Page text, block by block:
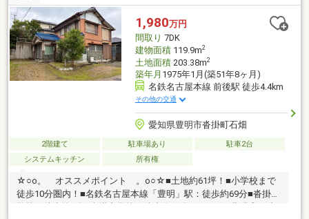
にお問合せ下さい♪
1,980万円
間取り 7DK
建物面積119.9m2
土地面積203.38m2
築年月 1975年1月(築51年8ヶ月)
名鉄名古屋本線 前後駅 徒歩4.4km
その他の交通
愛知県豊明市沓掛町石畑
2階建て 駐車場あり
駐車2台
システムキッチン
所有権
☆○o。 オススメポイント 。o○☆■土地約61坪！■小学校まで
徒歩10分圏内！■名鉄名古屋本線「豊明」駅：徒歩約69分■沓掛小